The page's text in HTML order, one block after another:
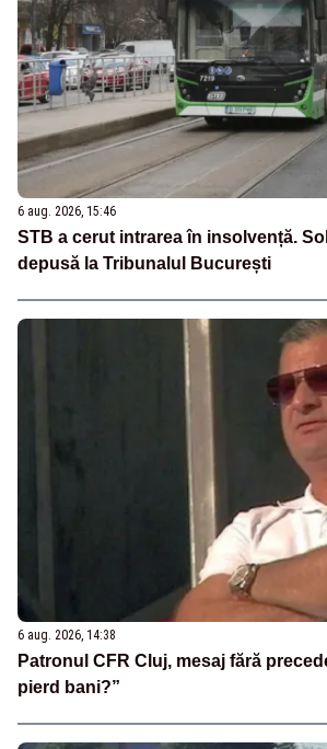
6 aug. 2026, 15:46
STB a cerut intrarea în insolvență.
depusă la Tribunalul București
6 aug. 2026, 14:38
Patronul CFR Cluj, mesaj fără
pierd bani?”